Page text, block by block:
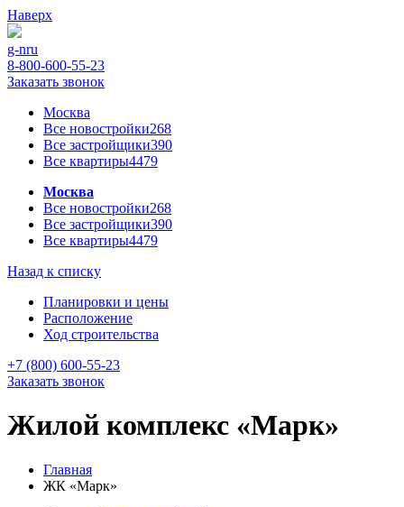
Наверх
g-nru
8-800-600-55-23
Заказать звонок
Москва
Все новостройки268
Все застройщики390
Все квартиры4479
Москва
Все новостройки268
Все застройщики390
Все квартиры4479
Назад к списку
Планировки и цены
Расположение
Ход строительства
+7 (800) 600-55-23
Заказать звонок
Жилой комплекс «Марк»
Главная
ЖК «Марк»